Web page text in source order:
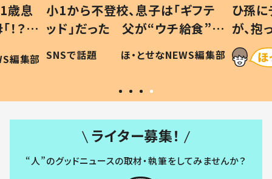
歳息
？」
編集部
小1から不登校、息子は「ギフテ
ッド」だった 父が“ウチ給食”を
作り続ける理由とは #令和の親
#令和の子
SNSで話題 ほ・とせなNEWS編集部
ひ孫
が、
「涙が
い」
ライター募集！
“人”のグッドニュースの取材・執筆をしてみませんか？